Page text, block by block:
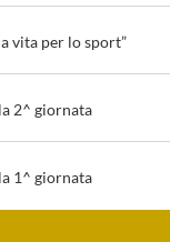
vita per lo sport”
2^ giornata
1^ giornata